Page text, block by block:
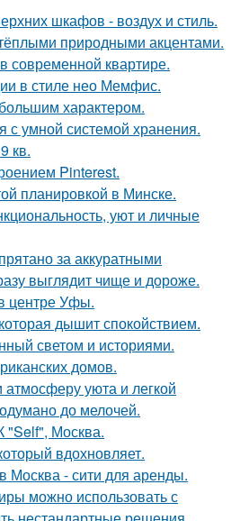
шкафов - воздух и стиль.
природными акцентами.
современной квартире.
в стиле нео Мемфис.
характером.
с умной системой хранения.
кв.
Pinterest.
планировкой в Минске.
уют и личные
за аккуратными
выглядит чище и дороже.
центре Уфы.
дышит спокойствием.
светом и историями.
домов.
уюта и легкой
до мелочей.
"Self", Москва.
вдохновляет.
Москва - сити для аренды.
можно использовать с